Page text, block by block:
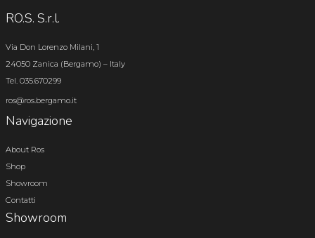
RO.S. S.r.l.
Via Don Lorenzo Milani, 1
24050 Zanica (Bergamo) – Italy
Tel. 035.670299
ros@ros.bergamo.it
Navigazione
About Ros
Shop
Showroom
Contatti
Showroom